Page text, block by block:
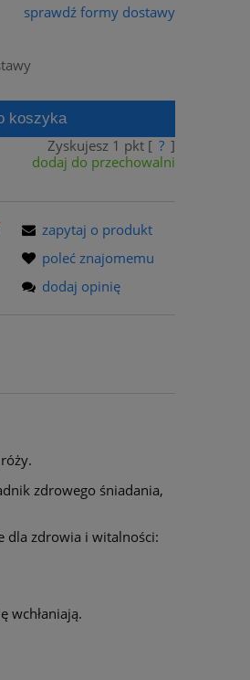
sprawdź formy dostawy
koszyka
Zyskujesz 1 pkt [ ? ]
dodaj do przechowalni
zapytaj o produkt
poleć znajomemu
dodaj opinię
zdrowego śniadania,
dla zdrowia i witalności:
wchłaniają.